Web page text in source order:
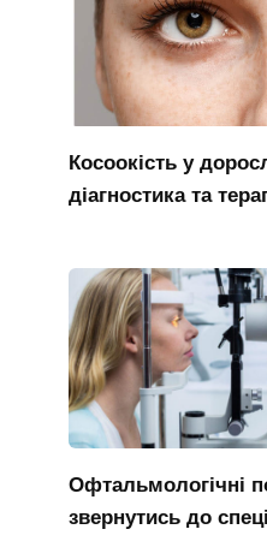
Косоокість у
діагностика та
Офтальмологічні
звернутись до